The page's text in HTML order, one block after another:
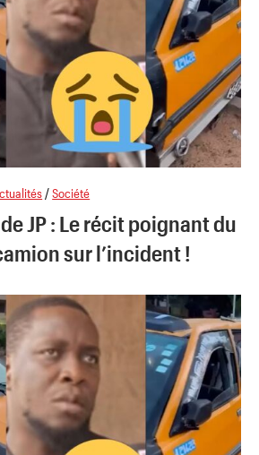
/Société
JP : Le récit poignant du
sur l’incident !